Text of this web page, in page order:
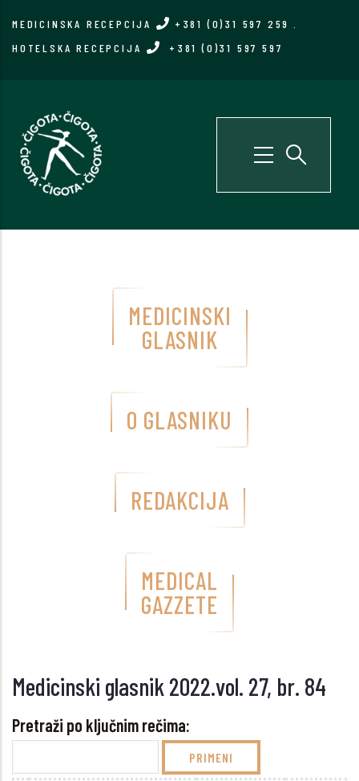
MEDICINSKA RECEPCIJA +381 (0)31 597 259
HOTELSKA RECEPCIJA
+381 (0)31 597 597
MEDICINSKI
GLASNIK
O GLASNIKU
REDAKCIJA
MEDICAL
GAZZETE
Medicinski glasnik 2022.vol. 27, br. 84
Pretraži po ključnim rečima: